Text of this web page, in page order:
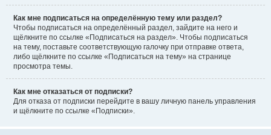
Как мне подписаться на определённую тему или раздел?
Чтобы подписаться на определённый раздел, зайдите на него и
щёлкните по ссылке «Подписаться на раздел». Чтобы подписаться
на тему, поставьте соответствующую галочку при отправке ответа,
либо щёлкните по ссылке «Подписаться на тему» на странице
просмотра темы.
Как мне отказаться от подписки?
Для отказа от подписки перейдите в вашу личную панель управления
и щёлкните по ссылке «Подписки».